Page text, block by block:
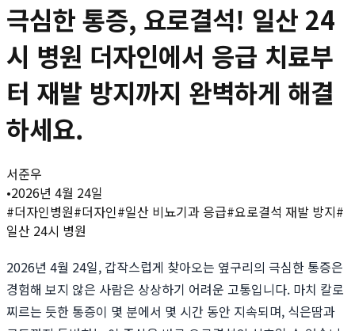
극심한 통증, 요로결석! 일산 24
시 병원 더자인에서 응급 치료부
터 재발 방지까지 완벽하게 해결
하세요.
서준우
•2026년 4월 24일
#더자인병원#더자인#일산 비뇨기과 응급#요로결석 재발 방지#
일산 24시 병원
2026년 4월 24일, 갑작스럽게 찾아오는 옆구리의 극심한 통증은
경험해 보지 않은 사람은 상상하기 어려운 고통입니다. 마치 칼로
찌르는 듯한 통증이 몇 분에서 몇 시간 동안 지속되며, 식은땀과